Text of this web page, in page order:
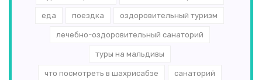
еда поездка оздоровительный туризм
лечебно-оздоровительный санаторий
туры на мальдивы
что посмотреть в шахрисабзе санаторий